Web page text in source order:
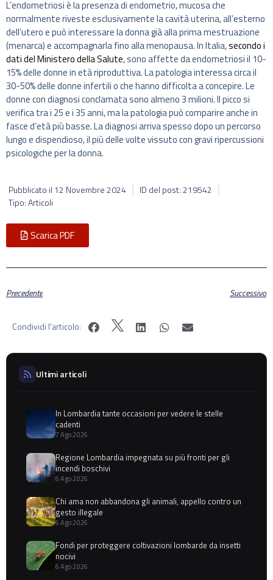
L’endometriosi è la presenza di endometrio, mucosa che
normalmente riveste esclusivamente la cavità uterina, all’esterno
dell’utero e può interessare la donna già alla prima mestruazione
(menarca) e accompagnarla fino alla menopausa. In Italia,secondo i
dati del Ministero della Salute, sono affette da endometriosi il 10-
15% delle donne in età riproduttiva. La patologia interessa circa il
30-50% delle donne infertili o che hanno difficolta a concepire. Le
donne con diagnosi conclamata sono almeno 3 milioni. Il picco si
verifica tra i 25 e i 35 anni, ma la patologia può comparire anche in
fasce d’età più basse. La diagnosi arriva spesso dopo un percorso
lungo e dispendioso, il più delle volte vissuto con gravi ripercussioni
psicologiche per la donna.
Pubblicato il 12 Novembre 2024
ID del post: 219542
Tipo: Articoli
Scarica PDF
Precedente Successivo
Condividi l'articolo:
Ultimi articoli
In Lombardia tante occasioni per vedere le stelle
cadenti
7 Ago 2026
Regione Lombardia impegnata su più fronti per gli
incendi boschivi
6 Ago 2026
Chi ama non abbandona gli animali, appello contro un
gesto illegale
6 Ago 2026
Fondi per proteggere coltivazioni lombarde da insetti
nocivi
6 Ago 2026